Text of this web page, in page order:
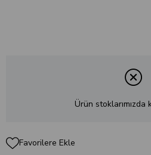
Ürün stoklarımızda
Favorilere Ekle